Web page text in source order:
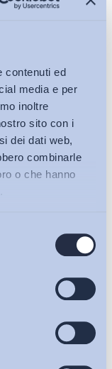
contenuti ed
media e per
inoltre
sito con i
dei dati web,
combinarle
o che hanno
politiche attive e
del
vari fronti nelle
a una
gli under 29, ma